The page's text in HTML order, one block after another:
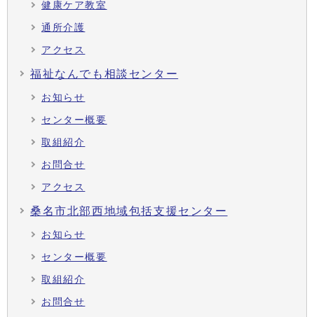
健康ケア教室
通所介護
アクセス
福祉なんでも相談センター
お知らせ
センター概要
取組紹介
お問合せ
アクセス
桑名市北部西地域包括支援センター
お知らせ
センター概要
取組紹介
お問合せ